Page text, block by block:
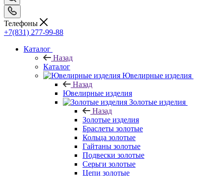
Телефоны
+7(831) 277-99-88
Каталог
Назад
Каталог
Ювелирные изделия
Назад
Ювелирные изделия
Золотые изделия
Назад
Золотые изделия
Браслеты золотые
Кольца золотые
Гайтаны золотые
Подвески золотые
Серьги золотые
Цепи золотые